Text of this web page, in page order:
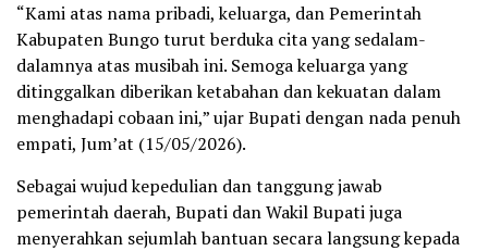
“Kami atas nama pribadi, keluarga, dan Pemerintah
Kabupaten Bungo turut berduka cita yang sedalam-
dalamnya atas musibah ini. Semoga keluarga yang
ditinggalkan diberikan ketabahan dan kekuatan dalam
menghadapi cobaan ini,” ujar Bupati dengan nada penuh
empati, Jum’at (15/05/2026).
Sebagai wujud kepedulian dan tanggung jawab
pemerintah daerah, Bupati dan Wakil Bupati juga
menyerahkan sejumlah bantuan secara langsung kepada